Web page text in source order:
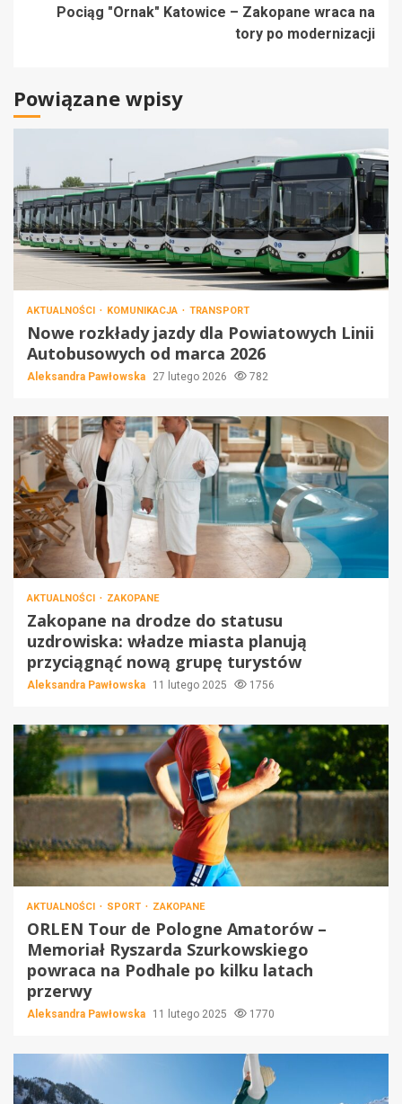
Pociąg "Ornak" Katowice – Zakopane wraca na
tory po modernizacji
Powiązane wpisy
AKTUALNOŚCI KOMUNIKACJA TRANSPORT
Nowe rozkłady jazdy dla Powiatowych Linii
Autobusowych od marca 2026
Aleksandra Pawłowska 27 lutego 2026 782
AKTUALNOŚCI ZAKOPANE
Zakopane na drodze do statusu
uzdrowiska: władze miasta planują
przyciągnąć nową grupę turystów
Aleksandra Pawłowska 11 lutego 2025 1756
AKTUALNOŚCI SPORT ZAKOPANE
ORLEN Tour de Pologne Amatorów –
Memoriał Ryszarda Szurkowskiego
powraca na Podhale po kilku latach
przerwy
Aleksandra Pawłowska 11 lutego 2025 1770